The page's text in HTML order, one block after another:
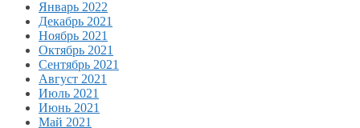
Январь 2022
Декабрь 2021
Ноябрь 2021
Октябрь 2021
Сентябрь 2021
Август 2021
Июль 2021
Июнь 2021
Май 2021